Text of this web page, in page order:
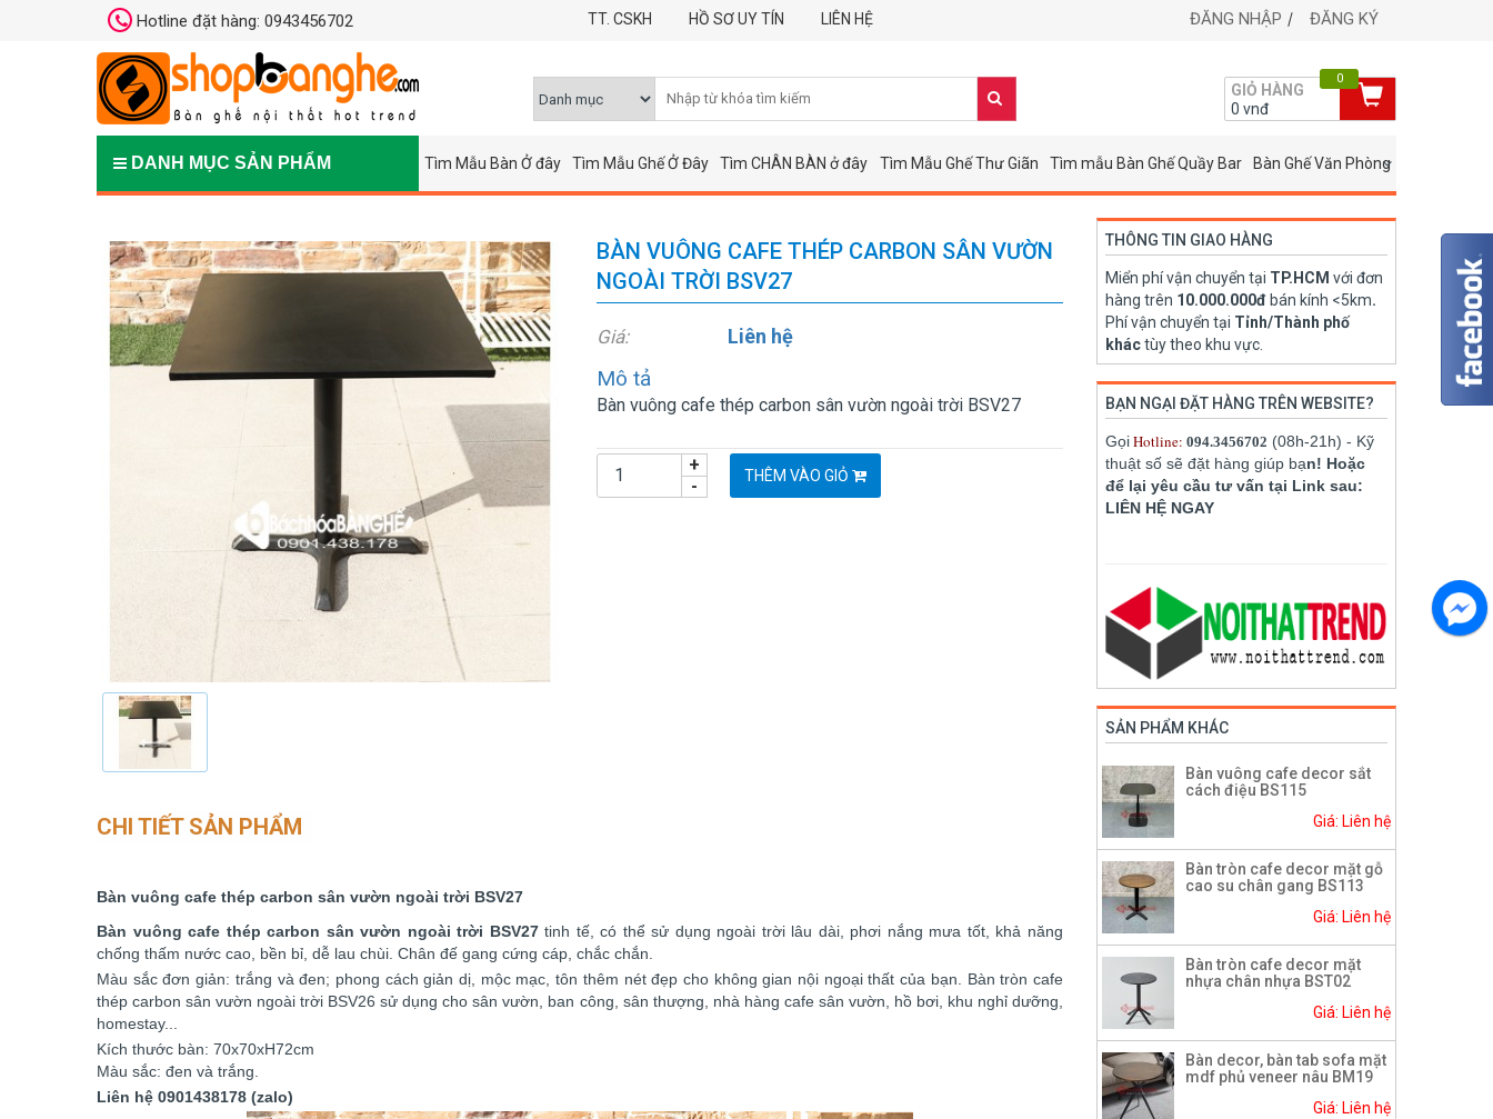
Hotline đặt hàng: 0943456702 TT. CSKH HỒ SƠ UY TÍN LIÊN HỆ ĐĂNG NHẬP ĐĂNG KÝ
GIỎ HÀNG
0 vnđ
0
DANH MỤC SẢN PHẨM Tìm Mẫu Bàn Ở đây Tìm Mẫu Ghế Ở Đây Tìm CHÂN BÀN ở đây Tìm Mẫu Ghế Thư Giãn Tìm mẫu Bàn Ghế Quầy Bar Bàn Ghế Văn Phòng
BÀN VUÔNG CAFE THÉP CARBON SÂN VƯỜN
NGOÀI TRỜI BSV27
Giá: Liên hệ
Mô tả
Bàn vuông cafe thép carbon sân vườn ngoài trời BSV27
-
+ THÊM VÀO GIỎ
CHI TIẾT SẢN PHẨM
Bàn vuông cafe thép carbon sân vườn ngoài trời BSV27
Bàn vuông cafe thép carbon sân vườn ngoài trời BSV27tinh tế, có thể sử dụng ngoài trời lâu dài, phơi nắng mưa tốt, khả năng
chống thấm nước cao, bền bỉ, dễ lau chùi. Chân đế gang cứng cáp, chắc chắn.
Màu sắc đơn giản: trắng và đen; phong cách giản dị, mộc mạc, tôn thêm nét đẹp cho không gian nội ngoại thất của bạn. Bàn tròn cafe
thép carbon sân vườn ngoài trời BSV26 sử dụng cho sân vườn, ban công, sân thượng, nhà hàng cafe sân vườn, hồ bơi, khu nghỉ dưỡng,
homestay...
Kích thước bàn: 70x70xH72cm
Màu sắc: đen và trắng.
Liên hệ 0901438178 (zalo)
THÔNG TIN GIAO HÀNG
Miển phí vận chuyển tại TP.HCM với đơn
hàng trên 10.000.000đ bán kính <5km.
Phí vận chuyển tại Tỉnh/Thành phố
kháctùy theo khu vực.
BẠN NGẠI ĐẶT HÀNG TRÊN WEBSITE?
GọiHotline: 094.3456702 (08h-21h) - Kỹ
thuật số sẽ đặt hàng giúp bạn! Hoặc
để lại yêu cầu tư vấn tại Link sau:
LIÊN HỆ NGAY
SẢN PHẨM KHÁC
Bàn vuông cafe decor sắt
cách điệu BS115
Giá: Liên hệ
Bàn tròn cafe decor mặt gỗ
cao su chân gang BS113
Giá: Liên hệ
Bàn tròn cafe decor mặt
nhựa chân nhựa BST02
Giá: Liên hệ
Bàn decor, bàn tab sofa mặt
mdf phủ veneer nâu BM19
Giá: Liên hệ